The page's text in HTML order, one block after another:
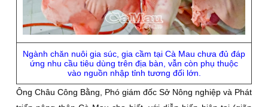
Ngành chăn nuôi gia súc, gia cầm tại Cà Mau chưa đủ đáp
ứng nhu cầu tiêu dùng trên địa bàn, vẫn còn phụ thuộc
vào nguồn nhập tỉnh tương đối lớn.
Ông Châu Công Bằng, Phó giám đốc Sở Nông nghiệp và Phát